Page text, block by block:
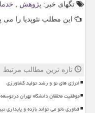
تگهای خبر: پژوهش ,
این مطلب نئوپدیا را می
تازه ترین مطالب مرتبط
انرژی های نو و رشد تولید کشاورزی
موفقیت محققان دانشگاه تهران
فناوری نانو می تواند بازده و پایداری